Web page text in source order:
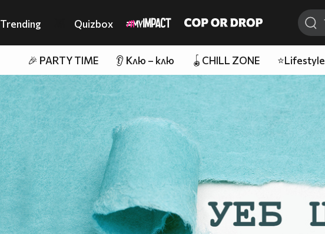
Trending Quizbox
🎉 PARTY TIME 👂 Клю – клю 🪀CHILL ZONE ⭐Lifestyle